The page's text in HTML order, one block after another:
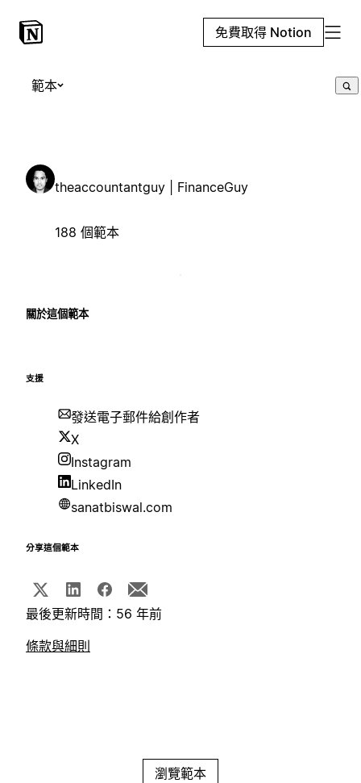
免費取得 Notion
範本
theaccountantguy | FinanceGuy
188 個範本
關於這個範本
支援
發送電子郵件給創作者
X
Instagram
LinkedIn
sanatbiswal.com
分享這個範本
最後更新時間：56 年前
條款與細則
瀏覽範本